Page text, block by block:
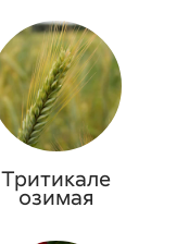
Тритикале
озимая